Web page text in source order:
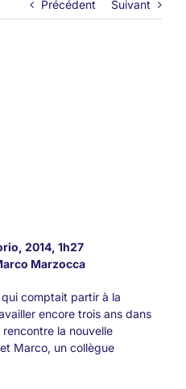
Précédent Suivant
2014, 1h27
Marzocca
comptait partir à la
encore trois ans dans
la nouvelle
Marco, un collègue